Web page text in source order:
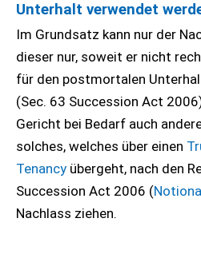
Unterhalt verwendet
Im Grundsatz kann nur der
dieser nur, soweit er nicht
für den postmortalen
(Sec. 63 Succession Act
Gericht bei Bedarf auch
solches, welches über einen
Tenancy übergeht, nach den
Succession Act 2006 (
Nachlass ziehen.